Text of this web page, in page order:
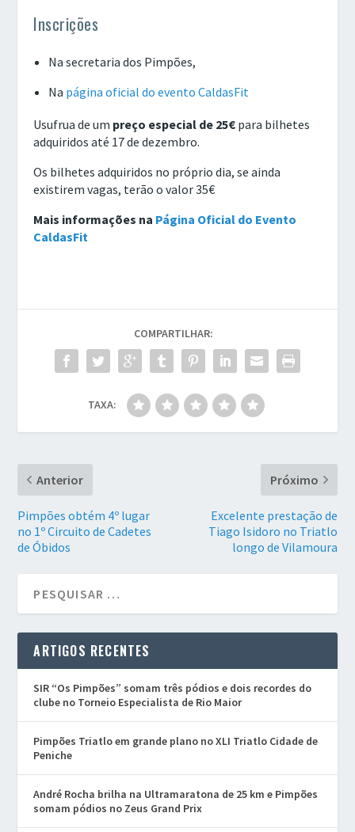
Inscrições
Na secretaria dos Pimpões,
Na página oficial do evento CaldasFit
Usufrua de um preço especial de 25€ para bilhetes
adquiridos até 17 de dezembro.
Os bilhetes adquiridos no próprio dia, se ainda
existirem vagas, terão o valor 35€
Mais informações na Página Oficial do Evento
CaldasFit
COMPARTILHAR:
TAXA:
Anterior
Pimpões obtém 4º lugar
no 1º Circuito de Cadetes
de Óbidos
Próximo
Excelente prestação de
Tiago Isidoro no Triatlo
longo de Vilamoura
ARTIGOS RECENTES
SIR “Os Pimpões” somam três pódios e dois recordes do
clube no Torneio Especialista de Rio Maior
Pimpões Triatlo em grande plano no XLI Triatlo Cidade de
Peniche
André Rocha brilha na Ultramaratona de 25 km e Pimpões
somam pódios no Zeus Grand Prix